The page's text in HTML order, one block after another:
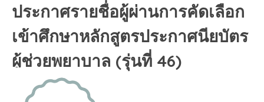
ประกาศรายชื่อผู้ผ่านการคัดเลือก
เข้าศึกษาหลักสูตรประกาศนียบัตร
ผู้ช่วยพยาบาล (รุ่นที่ 46)